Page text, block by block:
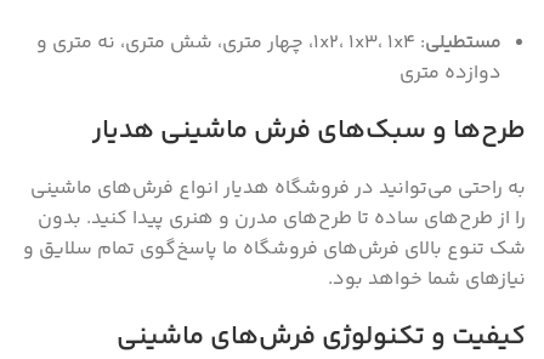
مستطیلی
: ۱x۲‌، ۱x۳‌، ۱x۴‌، چهار متری‌، شش متری‌، نه متری و
دوازده متری
طرح‌ها و سبک‌های فرش ماشینی هدیار
به راحتی می‌توانید در فروشگاه هدیار انواع فرش‌های ماشینی
را از طرح‌های ساده تا طرح‌های مدرن و هنری پیدا کنید. بدون
شک تنوع بالای فرش‌های فروشگاه ما پاسخ‌گوی تمام سلایق و
نیاز‌های شما خواهد بود.
کیفیت و تکنولوژی فرش‌های ماشینی